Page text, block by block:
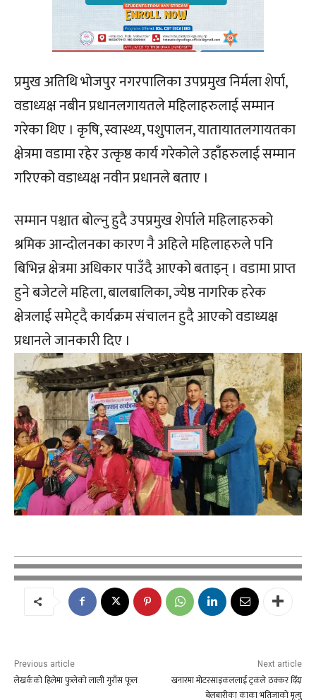
प्रमुख अतिथि भोजपुर नगरपालिका उपप्रमुख निर्मला शेर्पा,
वडाध्यक्ष नबीन प्रधानलगायतले महिलाहरुलाई सम्मान
गरेका थिए । कृषि, स्वास्थ्य, पशुपालन, यातायातलगायतका
क्षेत्रमा वडामा रहेर उत्कृष्ठ कार्य गरेकोले उहाँहरुलाई सम्मान
गरिएको वडाध्यक्ष नवीन प्रधानले बताए ।
सम्मान पश्चात बोल्नु हुदै उपप्रमुख शेर्पाले महिलाहरुको
श्रमिक आन्दोलनका कारण नै अहिले महिलाहरुले पनि
बिभिन्न क्षेत्रमा अधिकार पाउँदै आएको बताइन् । वडामा प्राप्त
हुने बजेटले महिला, बालबालिका, ज्येष्ठ नागरिक हरेक
क्षेत्रलाई समेट्दै कार्यक्रम संचालन हुदै आएको वडाध्यक्ष
प्रधानले जानकारी दिए ।
Previous article
लेखर्कको हिलेमा फुलेको लाली गुराँस फूल
Next article
खनारमा मोटरसाइकललाई ट्रकले ठक्कर दिँदा
बेलबारीका काका भतिजाको मृत्यु